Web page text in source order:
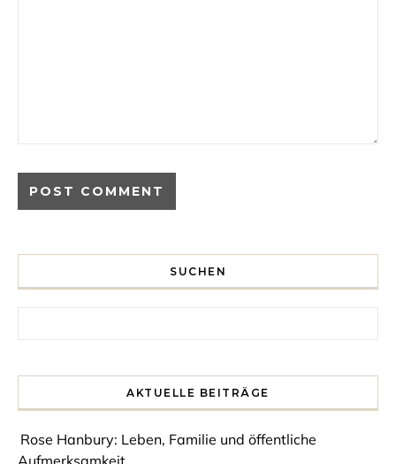
SUCHEN
AKTUELLE BEITRÄGE
Rose Hanbury: Leben, Familie und öffentliche
Aufmerksamkeit